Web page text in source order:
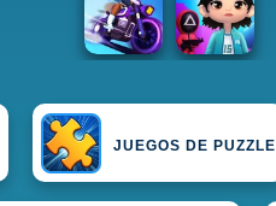
JUEGOS DE PUZZLE